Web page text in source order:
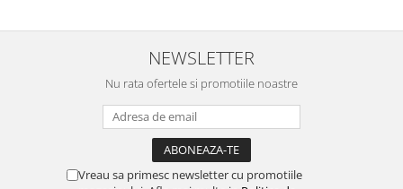
Nu numai ca este rezistenta la
zgarieturi si spargere, ci si
INTARESTEecranul!
Folia avand rezistenta 9H la
zgarieturi, asigura si un aspect
NEWSLETTER
Nu rata ofertele si promotiile noastre
Vreau sa primesc newsletter cu promotiile